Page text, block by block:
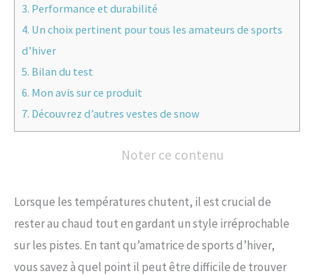
3. Performance et durabilité
4. Un choix pertinent pour tous les amateurs de sports
d’hiver
5. Bilan du test
6. Mon avis sur ce produit
7. Découvrez d’autres vestes de snow
Noter ce contenu
Lorsque les températures chutent, il est crucial de
rester au chaud tout en gardant un style irréprochable
sur les pistes. En tant qu’amatrice de sports d’hiver,
vous savez à quel point il peut être difficile de trouver